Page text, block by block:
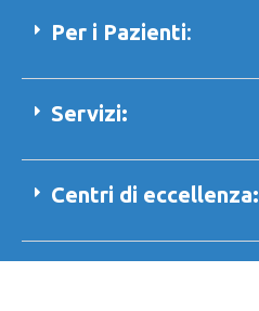
Per i Pazienti:
Servizi:
Centri di eccellenza: